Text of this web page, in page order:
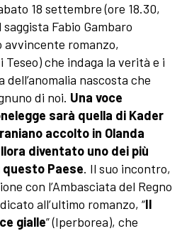
18 settembre (ore 18.30,
Fabio Gambaro
romanzo,
Teseo) che indaga la verità e i
nascosta che
di noi. Una voce
sarà quella di Kader
accolto in Olanda
diventato uno dei più
Paese. Il suo incontro,
con l’Ambasciata del Regno
all’ultimo romanzo, “Il
gialle” (Iperborea), che